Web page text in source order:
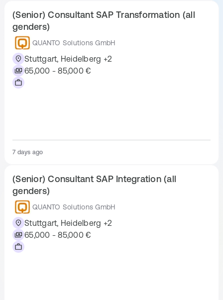
Events
Wir feiern gerne und ausgiebig - unternehmensweit und in den
Teams
Pension Plan
Ja, mit einem sehr guten Partner
Die Büros liegen in wenigen Minuten Entfernung von S- und U-
Bahn Haltestellen
Parking
eigene Parkplätze entweder direkt an den Büros oder in
unmittelbarer Nähe
(Senior) Consultant SAP Transformation (all
genders)
QUANTO Solutions GmbH
Stuttgart, Heidelberg +2
65,000 - 85,000 €
7 days ago
(Senior) Consultant SAP Integration (all
genders)
QUANTO Solutions GmbH
Stuttgart, Heidelberg +2
65,000 - 85,000 €